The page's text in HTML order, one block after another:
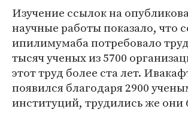
Изучение ссылок на
научные работы показало, что
ипилимумаба потребовало
тысяч ученых из 5700
этот труд более ста лет.
появился благодаря 2900
институций, трудились же они